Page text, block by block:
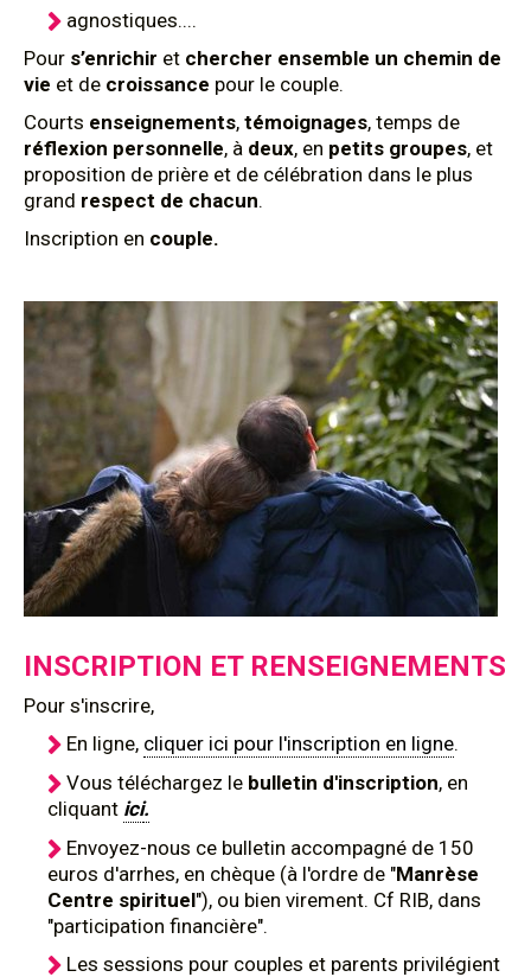
agnostiques....
Pour s’enrichir et chercher ensemble un chemin de
vie et de croissance pour le couple.
Courts enseignements, témoignages, temps de
réflexion personnelle, à deux, en petits groupes, et
proposition de prière et de célébration dans le plus
grand respect de chacun.
Inscription en couple.
INSCRIPTION ET RENSEIGNEMENTS
Pour s'inscrire,
En ligne, cliquer ici pour l'inscription en ligne.
Vous téléchargez le bulletin d'inscription, en
cliquant ici.
Envoyez-nous ce bulletin accompagné de 150
euros d'arrhes, en chèque (à l'ordre de "Manrèse
Centre spirituel"), ou bien virement. Cf RIB, dans
"participation financière".
Les sessions pour couples et parents privilégient